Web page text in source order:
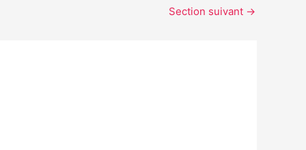
Section suivant →